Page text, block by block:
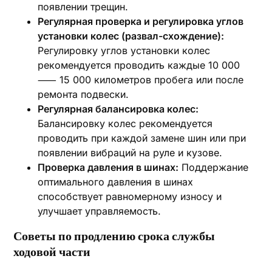
появлении трещин.
Регулярная проверка и регулировка углов
установки колес (развал-схождение):
Регулировку углов установки колес
рекомендуется проводить каждые 10 000
⸺ 15 000 километров пробега или после
ремонта подвески.
Регулярная балансировка колес:
Балансировку колес рекомендуется
проводить при каждой замене шин или при
появлении вибраций на руле и кузове.
Проверка давления в шинах: Поддержание
оптимального давления в шинах
способствует равномерному износу и
улучшает управляемость.
Советы по продлению срока службы
ходовой части